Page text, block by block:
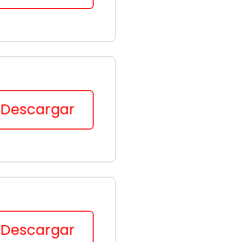
Descargar
Descargar